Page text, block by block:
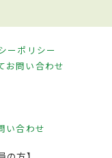
ーポリシー
お問い合わせ
い合わせ